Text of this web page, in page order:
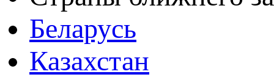
Беларусь
Казахстан